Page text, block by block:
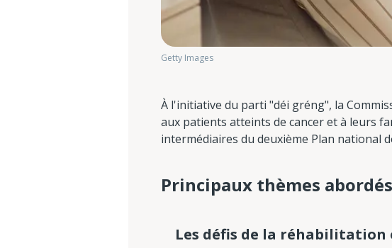
Getty Images
À l'initiative du parti "déi gréng", la
aux patients atteints de cancer et à leurs
intermédiaires du deuxième Plan national
Principaux thèmes abordés
Les défis de la